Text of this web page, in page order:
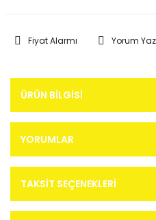
Fiyat Alarmı Yorum Yaz
ÜRÜN BILGISI
YORUMLAR
TAKSIT SEÇENEKLERI